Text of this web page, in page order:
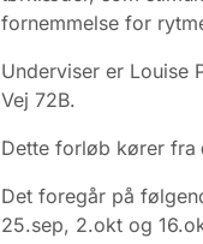
fornemmelse for
Underviser er Louise
Vej 72B.
Dette forløb kører fra
Det foregår på
25.sep, 2.okt og